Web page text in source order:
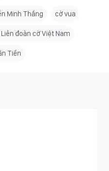
Minh Thắng cờ vua
đoàn cờ Việt Nam
Tiền